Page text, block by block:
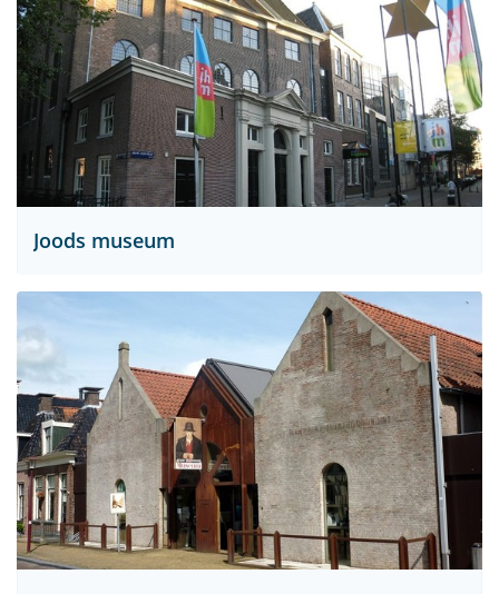
Joods museum